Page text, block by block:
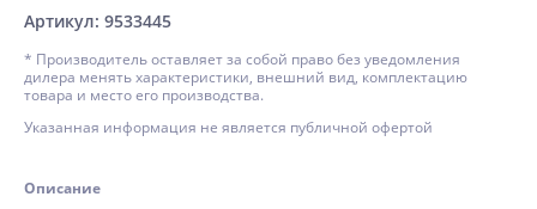
Артикул: 9533445
* Производитель оставляет за собой право без уведомления
дилера менять характеристики, внешний вид, комплектацию
товара и место его производства.
Указанная информация не является публичной офертой
Описание